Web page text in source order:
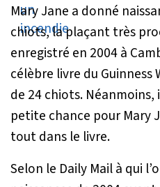
Mary Jane a donné
chiots, la plaçant très
enregistré en 2004 à
célèbre livre du
de 24 chiots. Néanmoins,
petite chance pour Mary
tout dans le livre.
Selon le Daily Mail à qui